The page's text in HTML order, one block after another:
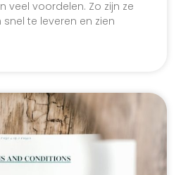
veel voordelen. Zo zijn ze
te leveren en zien